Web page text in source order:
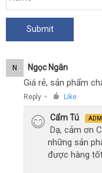
N Ngọc Ngân
Giá rẻ, sản phẩm
Reply ● Like
Cẩm Tú
Dạ, cảm ơn
những sản
được hàng